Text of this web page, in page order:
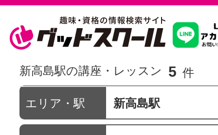
習いたいこ
スクールを
新高島駅の講座・レッスン 5 件
エリア・駅 新高島駅